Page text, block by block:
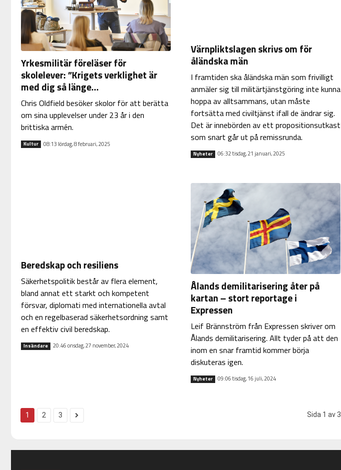
Yrkesmilitär föreläser för
skolelever: ”Krigets verklighet är
med dig så länge...
Chris Oldfield besöker skolor för att berätta
om sina upplevelser under 23 år i den
brittiska armén.
Kultur 08:13 lördag, 8 februari, 2025
Värnpliktslagen skrivs om för
åländska män
I framtiden ska åländska män som frivilligt
anmäler sig till militärtjänstgöring inte kunna
hoppa av alltsammans, utan måste
fortsätta med civiltjänst ifall de ändrar sig.
Det är innebörden av ett propositionsutkast
som snart går ut på remissrunda.
Nyheter 06:32 tisdag, 21 januari, 2025
Beredskap och resiliens
Säkerhetspolitik består av flera element,
bland annat ett starkt och kompetent
försvar, diplomati med internationella avtal
och en regelbaserad säkerhetsordning samt
en effektiv civil beredskap.
Insändare 20:46 onsdag, 27 november, 2024
Ålands demilitarisering åter på
kartan – stort reportage i
Expressen
Leif Brännström från Expressen skriver om
Ålands demilitarisering. Allt tyder på att den
inom en snar framtid kommer börja
diskuteras igen.
Nyheter 09:06 tisdag, 16 juli, 2024
1 2 3 Sida 1 av 3